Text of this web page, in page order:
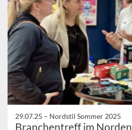
29.07.25 – Nordstil Sommer 2025
Branchentreff im Norden